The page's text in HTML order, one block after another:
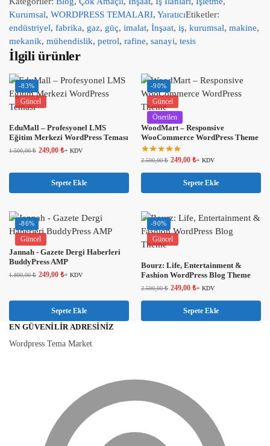
Kurumsal, WORDPRESS TEMALARI, YaratıcıEtiketler:
endüstriyel, fabrika, gaz, güç, imalat, İnşaat, iş, kurumsal, makine,
mekanik, mühendislik, petrol, rafine, sanayi, tesis
İlgili ürünler
-83%
Güncel
EduMall – Profesyonel LMS
Eğitim Merkezi WordPress Teması
1.500,00₺ 249,00 ₺+ KDV
Sepete Ekle
-90%
Güncel
Önerilen
WoodMart – Responsive
WooCommerce WordPress Theme
2.500,00₺ 249,00 ₺+ KDV
Sepete Ekle
-86%
Güncel
Jannah - Gazete Dergi Haberleri
BuddyPress AMP
1.800,00₺ 249,00 ₺+ KDV
Sepete Ekle
-90%
Güncel
Bourz: Life, Entertainment &
Fashion WordPress Blog Theme
2.500,00₺ 249,00 ₺+ KDV
Sepete Ekle
EN GÜVENILIR ADRESINIZ
Wordpress Tema Market